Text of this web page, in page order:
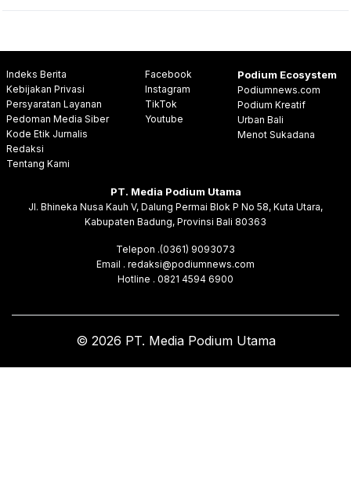
Indeks Berita
Kebijakan Privasi
Persyaratan Layanan
Pedoman Media Siber
Kode Etik Jurnalis
Redaksi
Tentang Kami
Facebook
Instagram
TikTok
Youtube
Podium Ecosystem
Podiumnews.com
Podium Kreatif
Urban Bali
Menot Sukadana
PT. Media Podium Utama
Jl. Bhineka Nusa Kauh V, Dalung Permai Blok P No 58, Kuta Utara,
Kabupaten Badung, Provinsi Bali 80363
Telepon .(0361) 9093073
Email . redaksi@podiumnews.com
Hotline . 0821 4594 6900
© 2026 PT. Media Podium Utama